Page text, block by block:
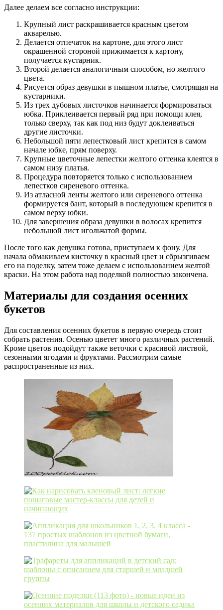
Далее делаем все согласно инструкции:
Крупный лист раскрашивается красным цветом
акварелью.
Делается отпечаток на картоне, для этого лист
окрашенной стороной прижимается к картону,
получается кустарник.
Второй делается аналогичным способом, но желтого
цвета.
Рисуется образ девушки в пышном платье, смотрящая на
кустарники.
Из трех дубовых листочков начинается формироваться
юбка. Приклеивается первый ряд при помощи клея,
только сверху, так как под низ будут доклеиваться
другие листочки.
Небольшой пяти лепестковый лист крепится в самом
начале юбке, прям поверху.
Крупные цветочные лепестки желтого оттенка клеятся в
самом низу платья.
Процедура повторяется только с использованием
лепестков сиреневого оттенка.
Из атласной ленты желтого или сиреневого оттенка
формируется бант, который в последующем крепится в
самом верху юбки.
Для завершения образа девушки в волосах крепится
небольшой лист игольчатой формы.
После того как девушка готова, приступаем к фону. Для
начала обмакиваем кисточку в красный цвет и сбрызгиваем
его на поделку, затем тоже делаем с использованием желтой
краски. На этом работа над поделкой полностью закончена.
Материалы для создания осенних
букетов
Для составления осенних букетов в первую очередь стоит
собрать растения. Осенью цветет много различных растений.
Кроме цветов подойдут также веточки с красивой листвой,
сезонными ягодами и фруктами. Рассмотрим самые
распространенные из них.